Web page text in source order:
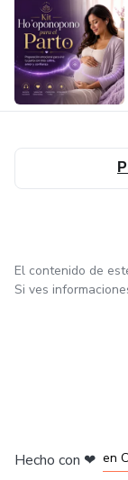
El contenido de
Si ves
Hecho con ❤ en